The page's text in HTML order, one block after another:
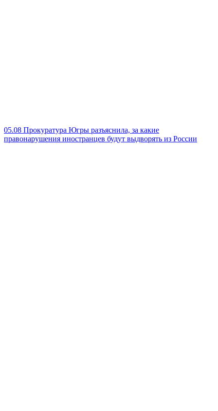
05.08 Прокуратура Югры разъяснила, за какие
правонарушения иностранцев будут выдворять из России